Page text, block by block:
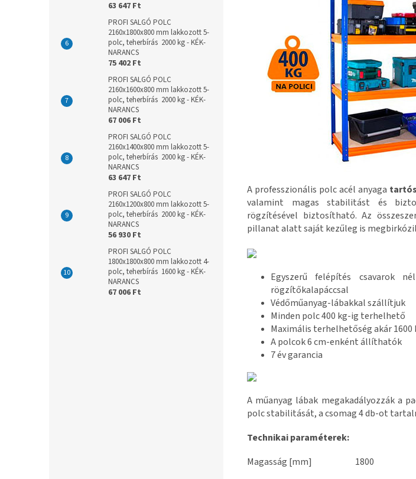
63 647 Ft
PROFI SALGÓ POLC
2160x1800x800 mm lakkozott 5-
polc, teherbírás 2000 kg - KÉK-
NARANCS
75 402 Ft
PROFI SALGÓ POLC
2160x1600x800 mm lakkozott 5-
polc, teherbírás 2000 kg - KÉK-
NARANCS
67 006 Ft
PROFI SALGÓ POLC
2160x1400x800 mm lakkozott 5-
polc, teherbírás 2000 kg - KÉK-
NARANCS
63 647 Ft
PROFI SALGÓ POLC
2160x1200x800 mm lakkozott 5-
polc, teherbírás 2000 kg - KÉK-
NARANCS
56 930 Ft
PROFI SALGÓ POLC
1800x1800x800 mm lakkozott 4-
polc, teherbírás 1600 kg - KÉK-
NARANCS
67 006 Ft
A professzionális polc acél anyaga
valamint magas stabilitást és
rögzítésével biztosítható. Az
pillanat alatt saját kezűleg is
Egyszerű felépítés csavarok
rögzítőkalapáccsal
Védőműanyag-lábakkal szállítjuk
Minden polc 400 kg-ig terhelhető
Maximális terhelhetőség akár
A polcok 6 cm-enként állíthatók
7 év garancia
A műanyag lábak megakadályozzák a
polc stabilitását, a csomag 4 db-ot
Technikai paraméterek:
Magasság [mm]
1800